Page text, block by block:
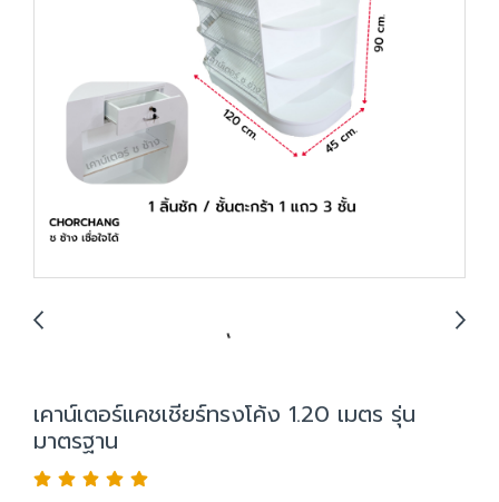
เคาน์เตอร์แคชเชียร์ทรงโค้ง 1.20 เมตร รุ่น
มาตรฐาน